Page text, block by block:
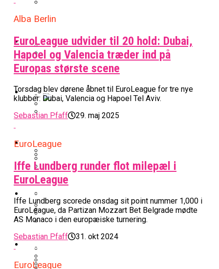
Officielt: Vejen Gafler Dansker Hos Rabbits
BK Vejen Opruster: Amerikansk Point
Guard På Plads
Basketligaen
Værløse-Komet Skifter Til Den Bedste
Spanske Række
Officielt: Bakken Skal Spille Champions
NBA
Warriors Forlænger Med Succestræner
Miami Heat Smider Skandaleramt Spiller
Stjerne Akut Opereret: Misser Nøglekampe
All-Star Guard Nærmer Sig Comeback
Efter Uhyggelig Skade
EuroLeague
Anders Sommer Scorer Kæmpe Trænerjob
Sølv Til Tobias Jensen: Bayern Er Tysk
Kvindebasketligaen
College Er Slut: Frida Formann Fortsætter
Karrieren I Schweiz
Efter ‘The Double’: Kvindebasketligaens
MVP Rykker Til Sverige
Podcast
Podcast: “Med Lars Og Torben Som
Trænere, Gav Man Sig 100 Procent”
Video
Alba Berlin
EuroLeague udvider til 20 hold: Dubai,
Hapoel og Valencia træder ind på
Europas største scene
Torsdag blev dørene åbnet til EuroLeague for tre nye
klubber: Dubai, Valencia og Hapoel Tel Aviv.
Sebastian Pfaff
29. maj 2025
EuroLeague
Iffe Lundberg runder flot milepæl i
EuroLeague
Iffe Lundberg scorede onsdag sit point nummer 1,000 i
EuroLeague, da Partizan Mozzart Bet Belgrade mødte
AS Monaco i den europæiske turnering.
Sebastian Pfaff
31. okt 2024
EuroLeague